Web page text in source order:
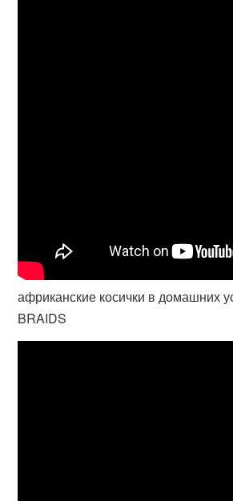
африканские косички в домашних
BRAIDS